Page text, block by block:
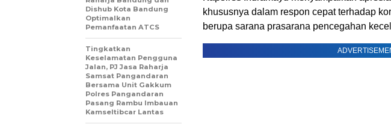
khususnya dalam respon cepat terhadap
berupa sarana prasarana pencegahan
Dishub Kota Bandung
Optimalkan
Pemanfaatan ATCS
Tingkatkan
Keselamatan Pengguna
Jalan, PJ Jasa Raharja
Samsat Pangandaran
Bersama Unit Gakkum
Polres Pangandaran
Pasang Rambu Imbauan
Kamseltibcar Lantas